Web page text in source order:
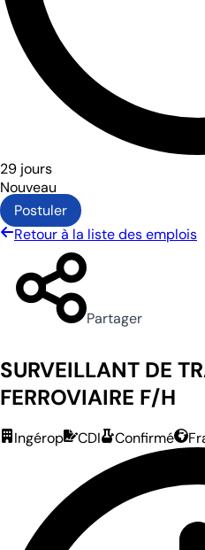
29 jours
Nouveau
Postuler
Retour à la liste des emplois
Partager
SURVEILLANT DE
FERROVIAIRE F/H
Ingérop CDI Confirmé